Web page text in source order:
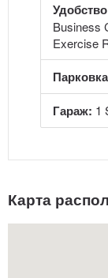
Business
Exercise
Гараж: 1
Карта